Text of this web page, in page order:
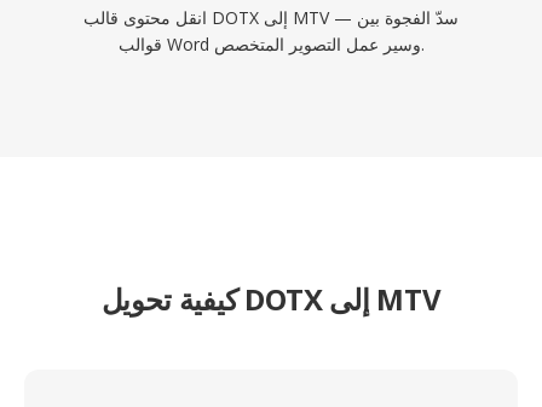
انقل محتوى قالب DOTX إلى MTV — سدّ الفجوة بين
قوالب Word وسير عمل التصوير المتخصص.
كيفية تحويل DOTX إلى MTV